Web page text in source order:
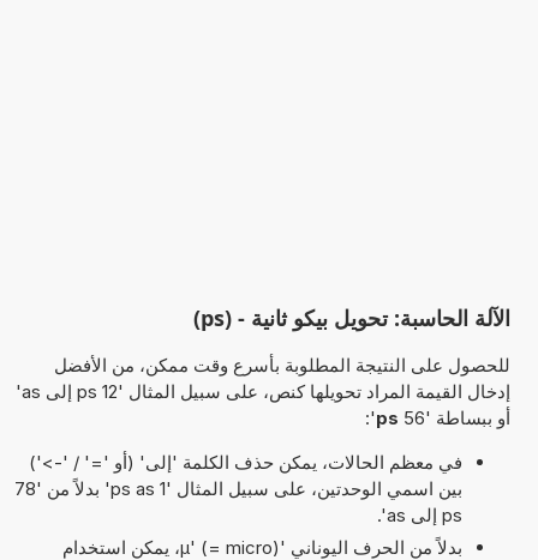
الآلة الحاسبة: تحويل بيكو ثانية - (ps)
للحصول على النتيجة المطلوبة بأسرع وقت ممكن، من الأفضل
إدخال القيمة المراد تحويلها كنص، على سبيل المثال '12 ps إلى as'
أو ببساطة '56
ps
':
في معظم الحالات، يمكن حذف الكلمة 'إلى' (أو '=' / '->')
بين اسمي الوحدتين، على سبيل المثال '1 ps as' بدلاً من '78
ps إلى as'.
بدلاً من الحرف اليوناني 'µ' (= micro)، يمكن استخدام